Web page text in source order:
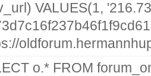
VALUES(1,
o.* FROM